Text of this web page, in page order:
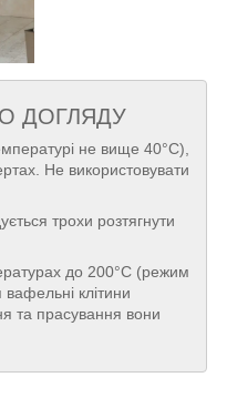
ДОГЛЯДУ
не вище 40°С),
Не використовувати
трохи розтягнути
до 200°С (режим
клітини
та прасування вони